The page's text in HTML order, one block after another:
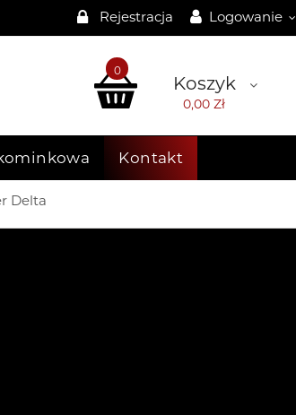
Rejestracja Logowanie
Koszyk
0
0,00 Zł
Kontakt
Delta